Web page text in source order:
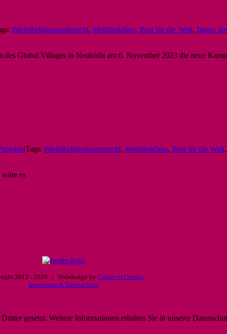
#deinReligionsunterricht, #relifürsklima, Brot für die Welt, Janine
Global Villages in Neukölln am 6. November 2023 die neue
|Tags: #deinReligionsunterricht, #relifürsklima, Brot für die Welt,
es
2012 - 2026 | Webdesign by Colors of Cronos
Impressum & Datenschutz
gesetzt. Weitere Informationen erhalten Sie in unserer